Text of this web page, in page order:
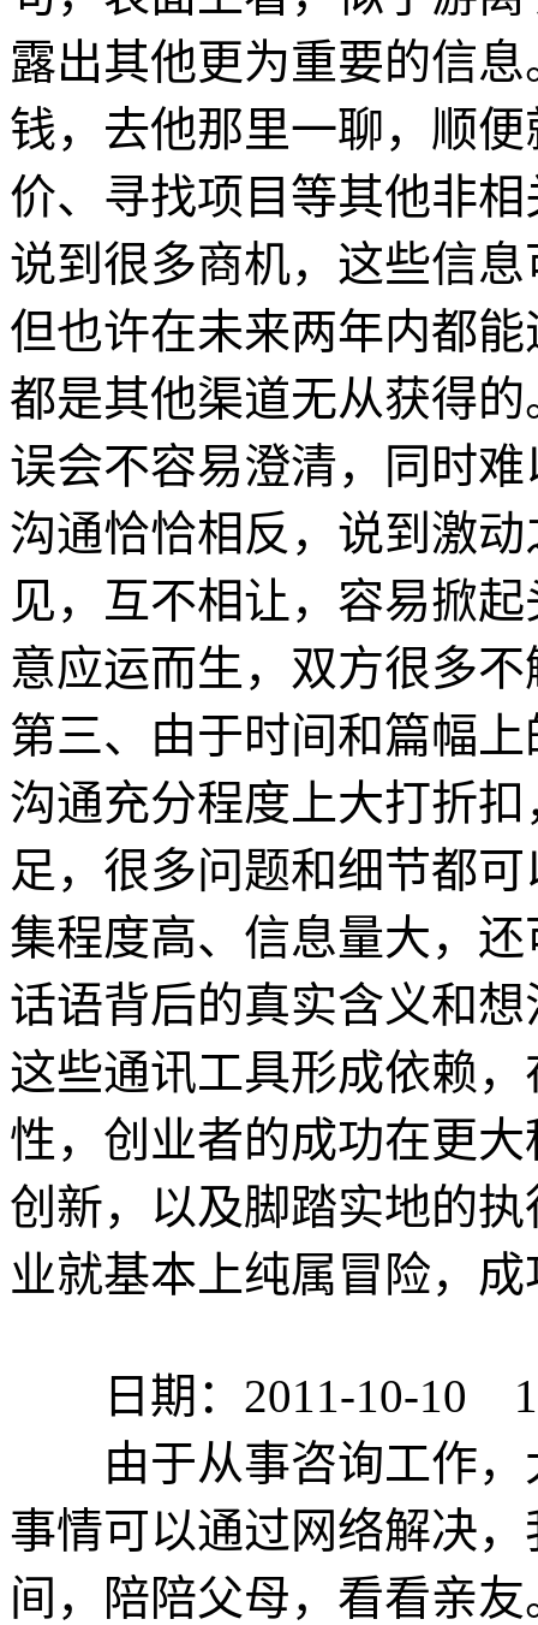
露出其他更为重要的信
钱，去他那里一聊，顺
价、寻找项目等其他非
说到很多商机，这些信
但也许在未来两年内都
都是其他渠道无从获得
误会不容易澄清，同时
沟通恰恰相反，说到激
见，互不相让，容易掀
意应运而生，双方很多
第三、由于时间和篇幅
沟通充分程度上大打折
足，很多问题和细节都
集程度高、信息量大，
话语背后的真实含义和
这些通讯工具形成依赖
性，创业者的成功在更
创新，以及脚踏实地的
业就基本上纯属冒险，
日期：2011-10-10
由于从事咨询工作，
事情可以通过网络解决
间，陪陪父母，看看亲